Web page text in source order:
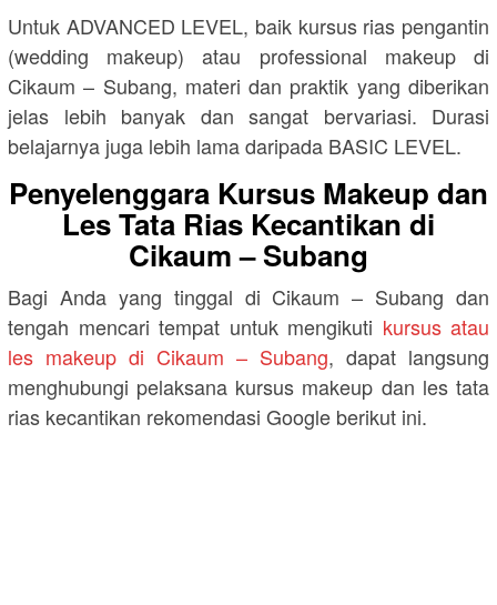
Untuk ADVANCED LEVEL, baik kursus rias pengantin
(wedding makeup) atau professional makeup di
Cikaum – Subang, materi dan praktik yang diberikan
jelas lebih banyak dan sangat bervariasi. Durasi
belajarnya juga lebih lama daripada BASIC LEVEL.
Penyelenggara Kursus Makeup dan
Les Tata Rias Kecantikan di
Cikaum – Subang
Bagi Anda yang tinggal di Cikaum – Subang dan
tengah mencari tempat untuk mengikuti kursus atau
les makeup di Cikaum – Subang, dapat langsung
menghubungi pelaksana kursus makeup dan les tata
rias kecantikan rekomendasi Google berikut ini.